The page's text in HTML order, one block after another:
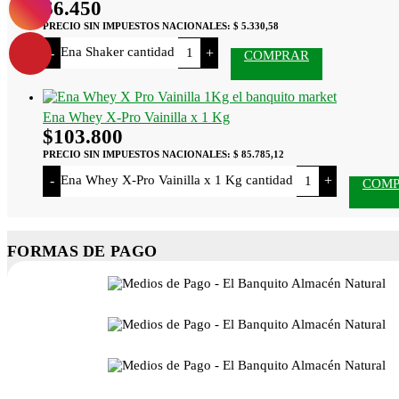
$6.450
PRECIO SIN IMPUESTOS NACIONALES: $ 5.330,58
- Ena Shaker cantidad + COMPRAR
Ena Whey X-Pro Vainilla x 1 Kg
$103.800
PRECIO SIN IMPUESTOS NACIONALES: $ 85.785,12
- Ena Whey X-Pro Vainilla x 1 Kg cantidad +
FORMAS DE PAGO